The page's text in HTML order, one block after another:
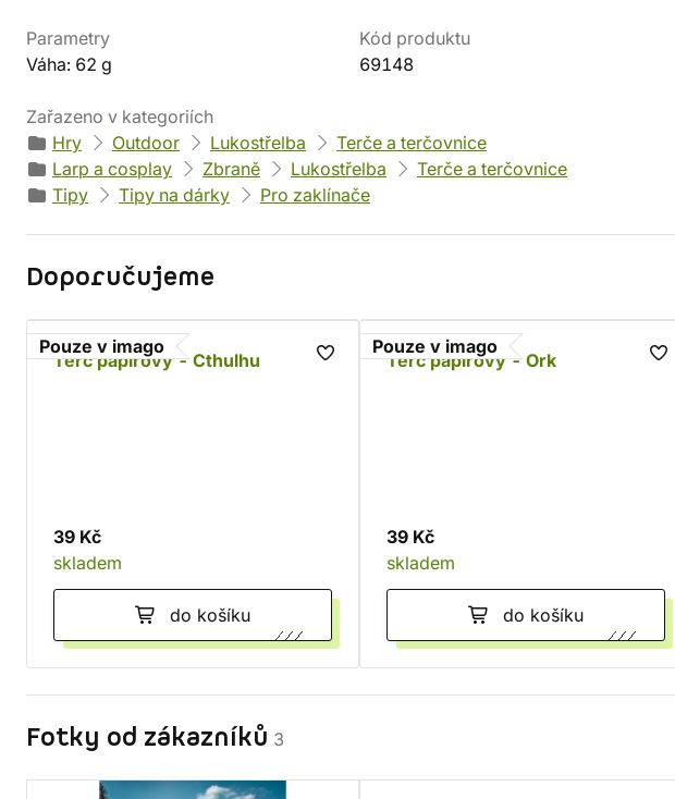
Parametry
Váha: 62 g
Kód produktu
69148
Zařazeno v kategoriích
Hry
Outdoor Lukostřelba
Terče a terčovnice
Larp a cosplay
Zbraně Lukostřelba
Terče a terčovnice
Tipy
Tipy na dárky Pro zaklínače
Doporučujeme
Pouze v imago
Terč papírový - Cthulhu
39 Kč
skladem
do košíku
Pouze v imago
Terč papírový - Ork
39 Kč
skladem
do košíku
Fotky od zákazníků 3